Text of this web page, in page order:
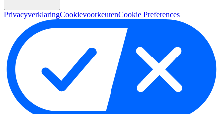
PrivacyverklaringCookievoorkeurenCookie Preferences